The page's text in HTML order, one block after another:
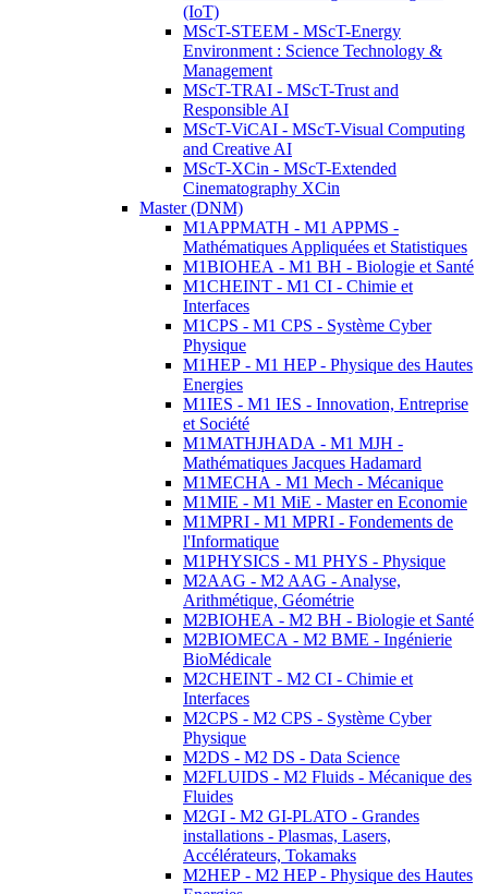
(IoT)
MScT-STEEM - MScT-Energy
Environment : Science Technology &
Management
MScT-TRAI - MScT-Trust and
Responsible AI
MScT-ViCAI - MScT-Visual Computing
and Creative AI
MScT-XCin - MScT-Extended
Cinematography XCin
Master (DNM)
M1APPMATH - M1 APPMS -
Mathématiques Appliquées et Statistiques
M1BIOHEA - M1 BH - Biologie et Santé
M1CHEINT - M1 CI - Chimie et
Interfaces
M1CPS - M1 CPS - Système Cyber
Physique
M1HEP - M1 HEP - Physique des Hautes
Energies
M1IES - M1 IES - Innovation, Entreprise
et Société
M1MATHJHADA - M1 MJH -
Mathématiques Jacques Hadamard
M1MECHA - M1 Mech - Mécanique
M1MIE - M1 MiE - Master en Economie
M1MPRI - M1 MPRI - Fondements de
l'Informatique
M1PHYSICS - M1 PHYS - Physique
M2AAG - M2 AAG - Analyse,
Arithmétique, Géométrie
M2BIOHEA - M2 BH - Biologie et Santé
M2BIOMECA - M2 BME - Ingénierie
BioMédicale
M2CHEINT - M2 CI - Chimie et
Interfaces
M2CPS - M2 CPS - Système Cyber
Physique
M2DS - M2 DS - Data Science
M2FLUIDS - M2 Fluids - Mécanique des
Fluides
M2GI - M2 GI-PLATO - Grandes
installations - Plasmas, Lasers,
Accélérateurs, Tokamaks
M2HEP - M2 HEP - Physique des Hautes